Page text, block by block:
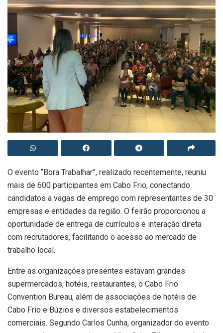
O evento “Bora Trabalhar”, realizado recentemente, reuniu
mais de 600 participantes em Cabo Frio, conectando
candidatos a vagas de emprego com representantes de 30
empresas e entidades da região. O feirão proporcionou a
oportunidade de entrega de currículos e interação direta
com recrutadores, facilitando o acesso ao mercado de
trabalho local.
Entre as organizações presentes estavam grandes
supermercados, hotéis, restaurantes, o Cabo Frio
Convention Bureau, além de associações de hotéis de
Cabo Frio e Búzios e diversos estabelecimentos
comerciais. Segundo Carlos Cunha, organizador do evento